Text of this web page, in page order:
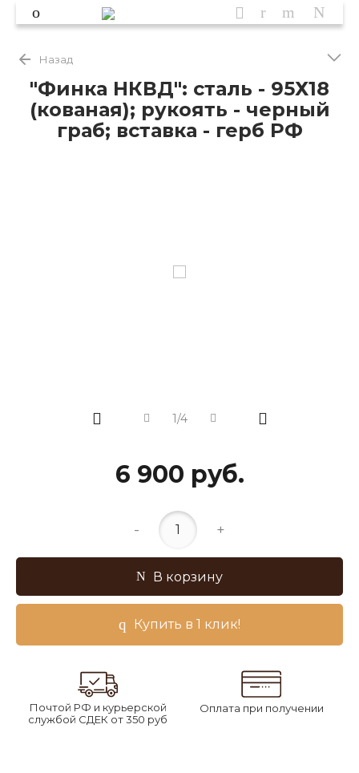
Назад
"Финка НКВД": сталь - 95Х18
(кованая); рукоять - черный
граб; вставка - герб РФ
1/4
6 900 руб.
- +
В корзину
Купить в 1 клик!
Почтой РФ и курьерской
службой СДЕК от 350 руб
Оплата при получении